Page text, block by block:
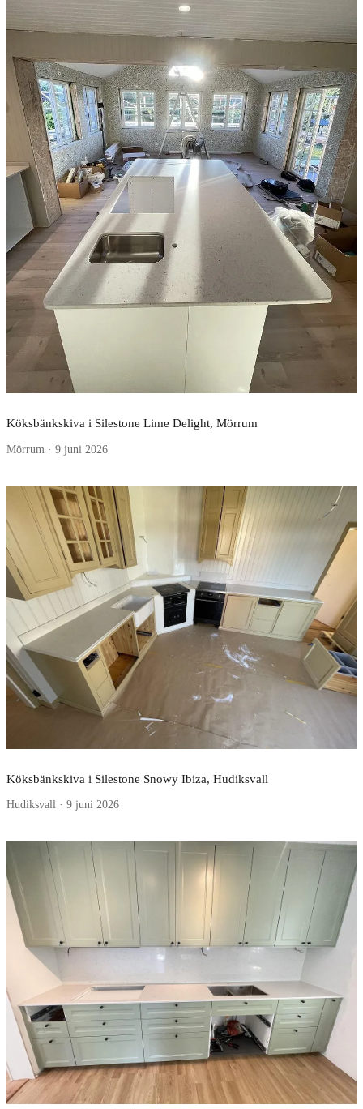
Köksbänkskiva i Silestone Lime Delight, Mörrum
Mörrum · 9 juni 2026
Köksbänkskiva i Silestone Snowy Ibiza, Hudiksvall
Hudiksvall · 9 juni 2026